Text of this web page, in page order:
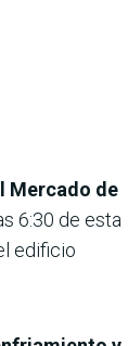
Mercado de
6:30 de esta
edificio